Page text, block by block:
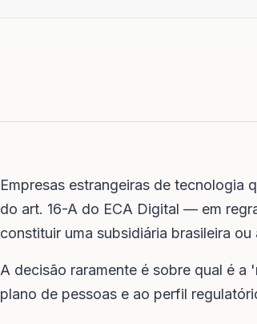
Empresas estrangeiras de tecnologia
do art. 16-A do ECA Digital — em
constituir uma subsidiária brasileira
A decisão raramente é sobre qual é
plano de pessoas e ao perfil